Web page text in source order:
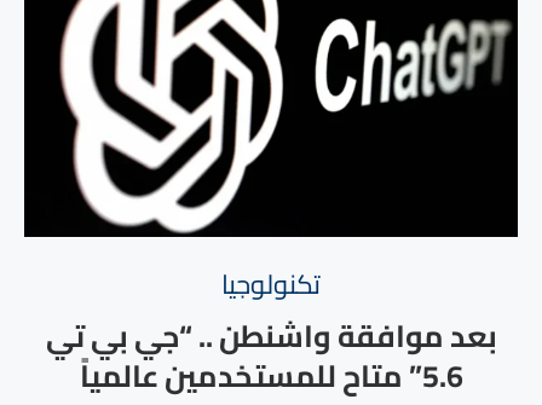
تكنولوجيا
بعد موافقة واشنطن .. “جي بي تي
5.6” متاح للمستخدمين عالمياً